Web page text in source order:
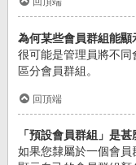
為何某些會員群組能顯
很可能是管理員將不
區分會員群組。
回頂端
「預設會員群組」是甚
如果您隸屬於一個會